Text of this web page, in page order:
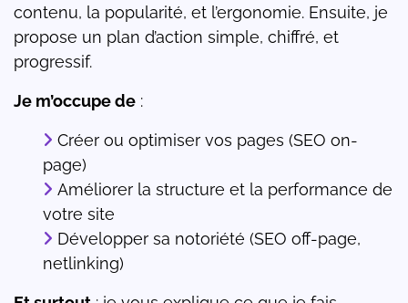
contenu, la popularité, et l’ergonomie. Ensuite, je
propose un plan d’action simple, chiffré, et
progressif.
Je m’occupe de :
Créer ou optimiser vos pages (SEO on-
page)
Améliorer la structure et la performance de
votre site
Développer sa notoriété (SEO off-page,
netlinking)